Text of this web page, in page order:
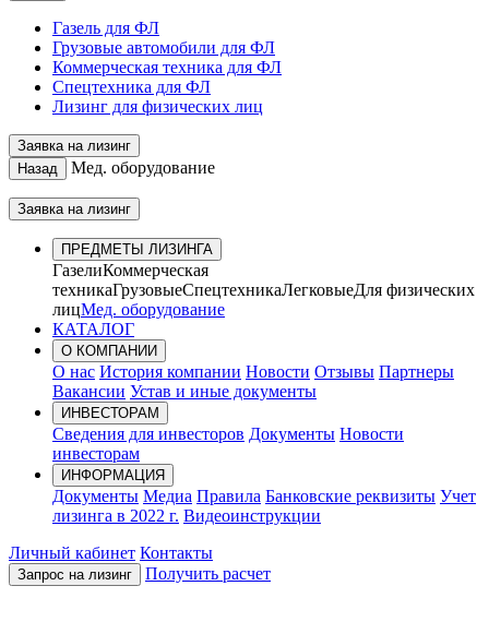
Газель для ФЛ
Грузовые автомобили для ФЛ
Коммерческая техника для ФЛ
Спецтехника для ФЛ
Лизинг для физических лиц
Заявка на лизинг
Назад
Мед. оборудование
Заявка на лизинг
ПРЕДМЕТЫ ЛИЗИНГА
ГазелиКоммерческая
техникаГрузовыеСпецтехникаЛегковыеДля физических
лицМед. оборудование
КАТАЛОГ
О КОМПАНИИ
О нас История компании Новости Отзывы Партнеры
Вакансии Устав и иные документы
ИНВЕСТОРАМ
Сведения для инвесторов Документы Новости
инвесторам
ИНФОРМАЦИЯ
Документы Медиа Правила Банковские реквизиты Учет
лизинга в 2022 г. Видеоинструкции
Личный кабинет Контакты
Запрос на лизинг Получить расчет